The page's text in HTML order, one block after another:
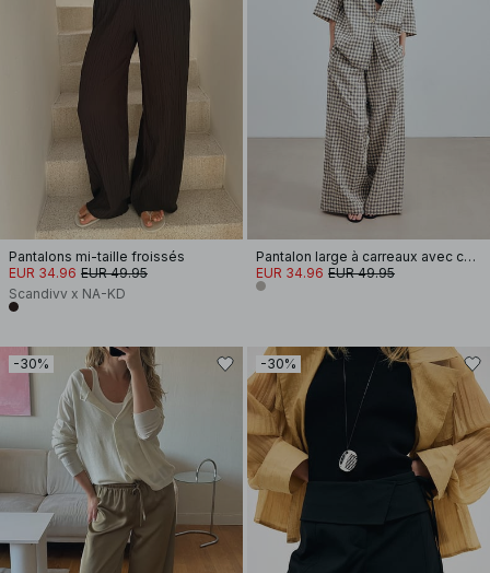
Pantalons mi-taille froissés
EUR 34.96 EUR 49.95
Scandivv x NA-KD
Pantalon large à carreaux avec cordon de serrage
EUR 34.96 EUR 49.95
-30% -30%